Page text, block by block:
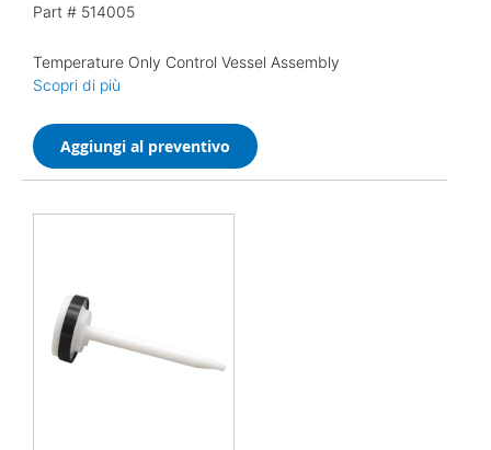
Part # 514005
Temperature Only Control Vessel Assembly
Scopri di più
Aggiungi al preventivo